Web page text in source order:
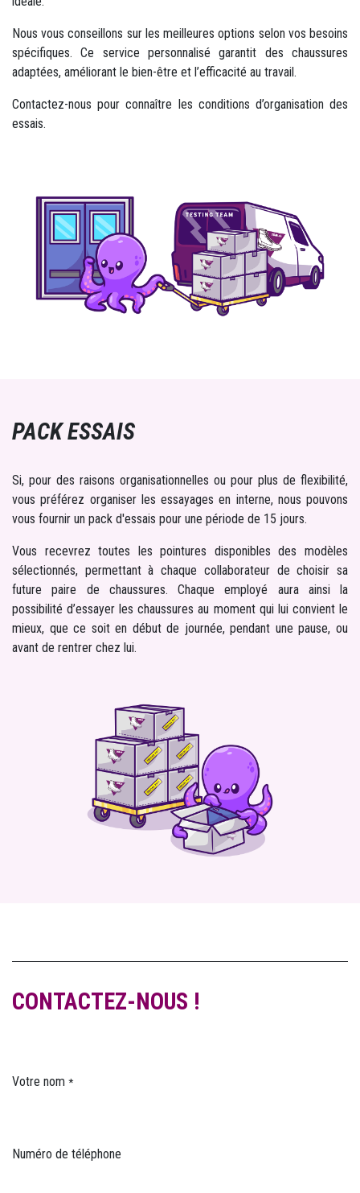
Nous vous conseillons sur les meilleures options selon vos besoins
spécifiques. Ce service personnalisé garantit des chaussures
adaptées, améliorant le bien-être et l’efficacité au travail.
Contactez-nous pour connaître les conditions d’organisation des
essais.
PACK ESSAIS
Si, pour des raisons organisationnelles ou pour plus de flexibilité,
vous préférez organiser les essayages en interne, nous pouvons
vous fournir un pack d'essais pour une période de 15 jours.
Vous recevrez toutes les pointures disponibles des modèles
sélectionnés, permettant à chaque collaborateur de choisir sa
future paire de chaussures. Chaque employé aura ainsi la
possibilité d’essayer les chaussures au moment qui lui convient le
mieux, que ce soit en début de journée, pendant une pause, ou
avant de rentrer chez lui.
CONTACTEZ-NOUS !
Votre nom *
Numéro de téléphone